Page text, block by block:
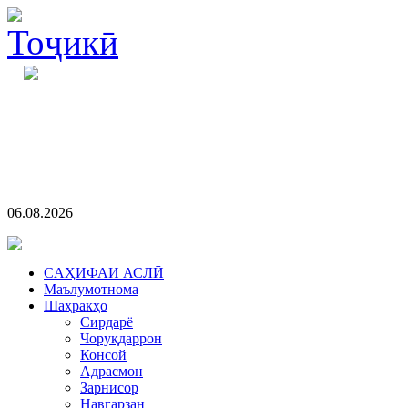
06.08.2026
CАҲИФАИ АСЛӢ
Маълумотнома
Шаҳракҳо
Сирдарё
Чоруқдаррон
Консой
Адрасмон
Зарнисор
Навгарзан